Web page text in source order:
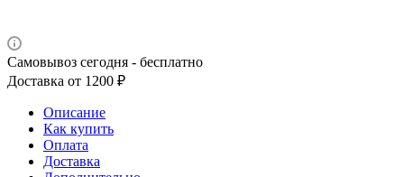
Самовывоз сегодня - бесплатно
Доставка от 1200 ₽
Описание
Как купить
Оплата
Доставка